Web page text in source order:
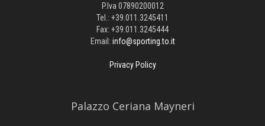
P.Iva 07890200012
Tel.: +39.011.3245411
Fax: +39.011.3245444
Email: info@sporting.to.it
Privacy Policy
Palazzo Ceriana Mayneri